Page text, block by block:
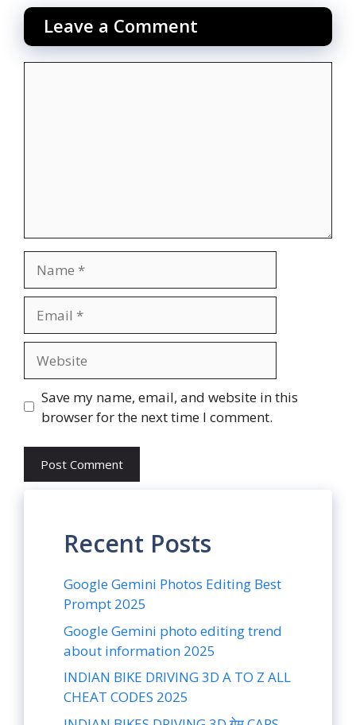
Leave a Comment
Save my name, email, and website in this
browser for the next time I comment.
Recent Posts
Google Gemini Photos Editing Best
Prompt 2025
Google Gemini photo editing trend
about information 2025
INDIAN BIKE DRIVING 3D A TO Z ALL
CHEAT CODES 2025